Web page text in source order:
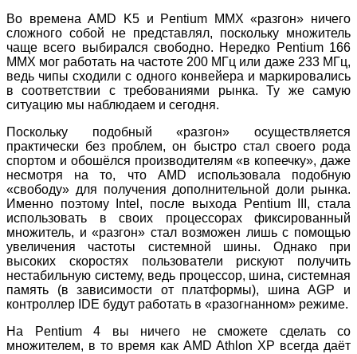
Во времена AMD K5 и Pentium MMX «разгон» ничего
сложного собой не представлял, поскольку множитель
чаще всего выбирался свободно. Нередко Pentium 166
MMX мог работать на частоте 200 МГц или даже 233 МГц,
ведь чипы сходили с одного конвейера и маркировались
в соответствии с требованиями рынка. Ту же самую
ситуацию мы наблюдаем и сегодня.
Поскольку подобный «разгон» осуществляется
практически без проблем, он быстро стал своего рода
спортом и обошёлся производителям «в копеечку», даже
несмотря на то, что AMD использовала подобную
«свободу» для получения дополнительной доли рынка.
Именно поэтому Intel, после выхода Pentium III, стала
использовать в своих процессорах фиксированный
множитель, и «разгон» стал возможен лишь с помощью
увеличения частоты системной шины. Однако при
высоких скоростях пользователи рискуют получить
нестабильную систему, ведь процессор, шина, системная
память (в зависимости от платформы), шина AGP и
контроллер IDE будут работать в «разогнанном» режиме.
На Pentium 4 вы ничего не сможете сделать со
множителем, в то время как AMD Athlon XP всегда даёт